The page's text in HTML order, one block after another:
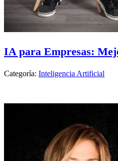
IA para Empresas:
Categoría: Inteligencia Artificial